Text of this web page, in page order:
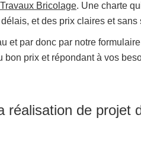
Bricolage. Une charte
et des prix claires et
et par donc par notre
bon prix et répondant à vos
réalisation de projet